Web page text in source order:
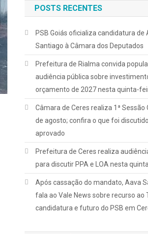
POSTS RECENTES
PSB Goiás oficializa candidatura de
Santiago à Câmara dos Deputados
Prefeitura de Rialma convida
audiência pública sobre
orçamento de 2027 nesta quinta-
Câmara de Ceres realiza 1ª Sessão
de agosto; confira o que foi
aprovado
Prefeitura de Ceres realiza
para discutir PPA e LOA nesta
Após cassação do mandato, Aava
fala ao Vale News sobre recurso ao
candidatura e futuro do PSB em